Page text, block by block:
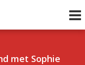
met Sophie